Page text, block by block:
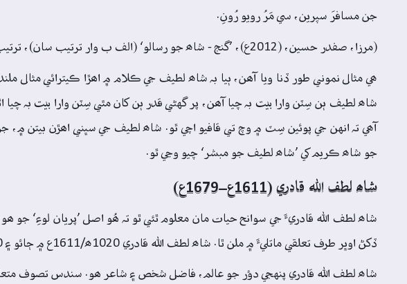
جن مسافرَ سپرين، سي مَرُ رويو رُونِ.
(مرزا، صفدر حسين، (2012ع)، ’گنج - شاھ جو رسالو‘ (الف ب وار ترتيب سان)، ترتيب: س، ص: 499)
ھي مثال نموني طور ڏنا ويا آھن، ٻيا بہ شاھ لطيف جي ڪلام ۾ اھڙا ڪيترائي مثال
شاھ لطيف ٻن سِٽن وارا بيت بہ چيا آھن، پر گهڻي قدر ٻن کان مٿي سِٽن وارا بيت بہ
آھي تہ انهن جي پوئين سِٽ ۾ وچ تي قافيو اچي ٿو. شاھ لطيف جي سڀني اھڙن بيتن
جو شاھ ڪريم کي ’شاھ لطيف جو مبشر‘ چيو وڃي ٿو.
شاھ لطف الله قادري (1611ع–1679ع)
ڏکڻ اوڀر طرف تعلقي ماتليءَ ۾ ملن ٿا. شاھ لطف الله قادري 1020ھ/1611ع ۾ ڄائو ۽ 1090ھ/1679ع ۾ وفات ڪيائين.
شاھ لطف الله قادري پنهجي دؤر جو عالم، فاضل شخص ۽ شاعر ھو. سندس تصوف